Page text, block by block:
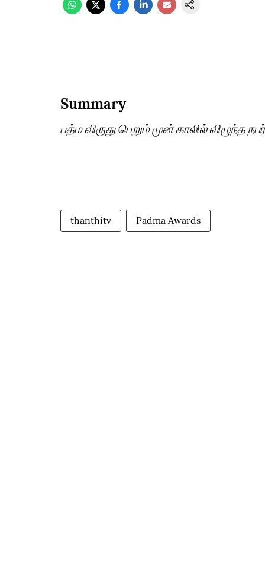
Summary
பத்ம விருது பெறும் முன் காலில் விழுந்த
thanthitv Padma Awards